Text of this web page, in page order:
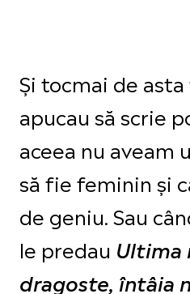
Și tocmai de
apucau să scrie
aceea nu aveam
să fie feminin și
de geniu. Sau
le predau Ultima
dragoste, întâia